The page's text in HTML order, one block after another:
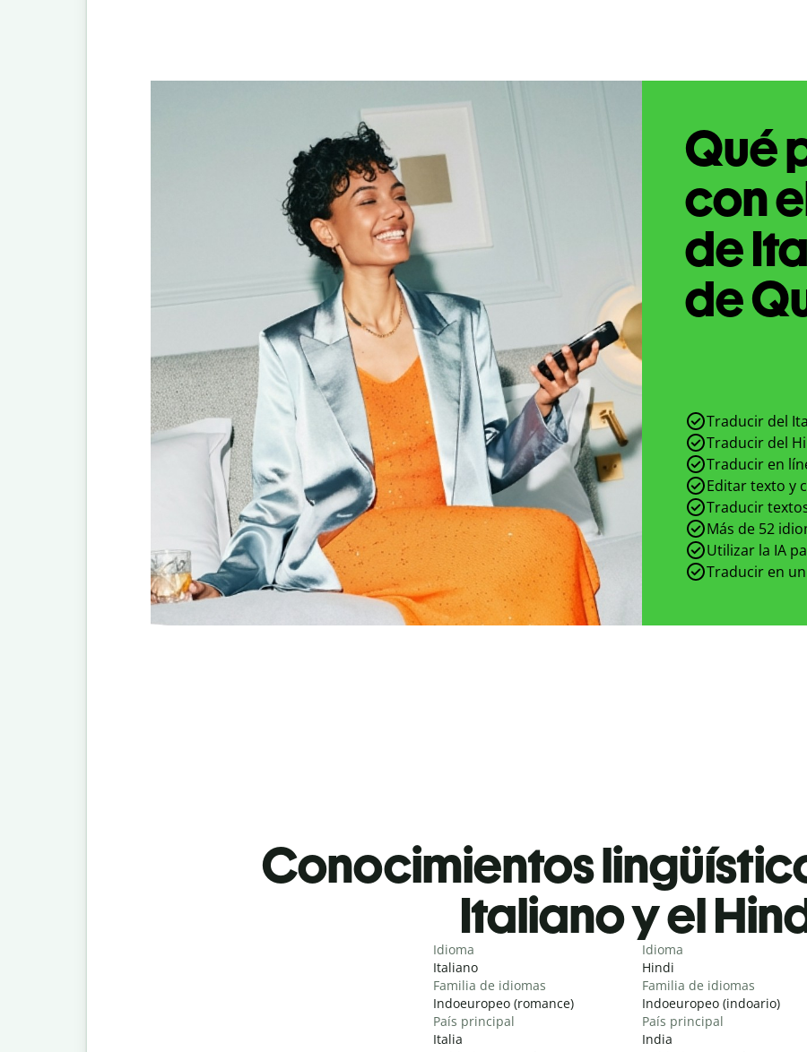
Qué
con
de
de
Traducir del
Traducir del
Traducir en
Editar texto y
Traducir
Más de 52
Utilizar la IA
Traducir en
Conocimientos
Italiano y el
Idioma
Italiano
Familia de idiomas
Indoeuropeo (romance)
País principal
Italia
Idioma
Hindi
Familia de idiomas
Indoeuropeo (indoario)
País principal
India